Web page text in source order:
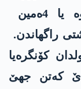
(ئەنەکەسێ)، پشتی کۆنگرەیا خوە یا 4ەمین
راگھاندن.
ھەولدان کۆنگرەیا
کەتن جھێ